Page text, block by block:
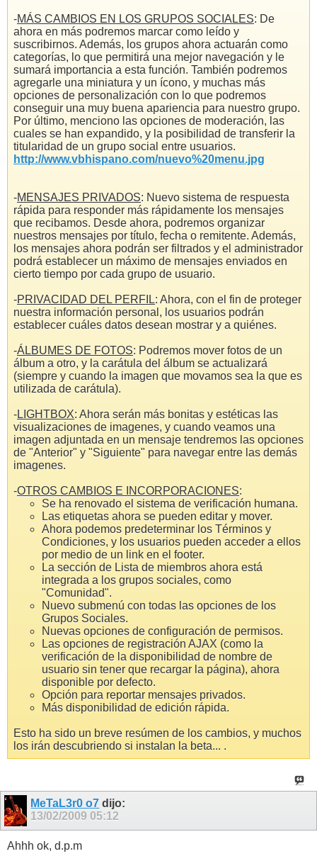
-MÁS CAMBIOS EN LOS GRUPOS SOCIALES: De
ahora en más podremos marcar como leído y
suscribirnos. Además, los grupos ahora actuarán como
categorías, lo que permitirá una mejor navegación y le
sumará importancia a esta función. También podremos
agregarle una miniatura y un ícono, y muchas más
opciones de personalización con lo que podremos
conseguir una muy buena apariencia para nuestro grupo.
Por último, menciono las opciones de moderación, las
cuales se han expandido, y la posibilidad de transferir la
titularidad de un grupo social entre usuarios.
http://www.vbhispano.com/nuevo%20menu.jpg
-MENSAJES PRIVADOS: Nuevo sistema de respuesta
rápida para responder más rápidamente los mensajes
que recibamos. Desde ahora, podremos organizar
nuestros mensajes por título, fecha o remitente. Además,
los mensajes ahora podrán ser filtrados y el administrador
podrá establecer un máximo de mensajes enviados en
cierto tiempo por cada grupo de usuario.
-PRIVACIDAD DEL PERFIL: Ahora, con el fin de proteger
nuestra información personal, los usuarios podrán
establecer cuáles datos desean mostrar y a quiénes.
-ÁLBUMES DE FOTOS: Podremos mover fotos de un
álbum a otro, y la carátula del álbum se actualizará
(siempre y cuando la imagen que movamos sea la que es
utilizada de carátula).
-LIGHTBOX: Ahora serán más bonitas y estéticas las
visualizaciones de imagenes, y cuando veamos una
imagen adjuntada en un mensaje tendremos las opciones
de "Anterior" y "Siguiente" para navegar entre las demás
imagenes.
-OTROS CAMBIOS E INCORPORACIONES:
Se ha renovado el sistema de verificación humana.
Las etiquetas ahora se pueden editar y mover.
Ahora podemos predeterminar los Términos y
Condiciones, y los usuarios pueden acceder a ellos
por medio de un link en el footer.
La sección de Lista de miembros ahora está
integrada a los grupos sociales, como
"Comunidad".
Nuevo submenú con todas las opciones de los
Grupos Sociales.
Nuevas opciones de configuración de permisos.
Las opciones de registración AJAX (como la
verificación de la disponibilidad de nombre de
usuario sin tener que recargar la página), ahora
disponible por defecto.
Opción para reportar mensajes privados.
Más disponibilidad de edición rápida.
Esto ha sido un breve resúmen de los cambios, y muchos
los irán descubriendo si instalan la beta... .
MeTaL3r0 o7 dijo:
13/02/2009 05:12
Ahhh ok, d.p.m